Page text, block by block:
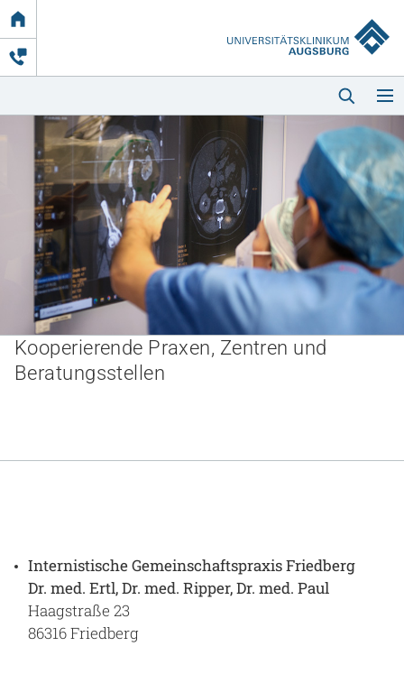
Link
zur
Startseite
Startseite
Kliniken & Einrichtungen
Patienten & Besucher
Über uns
Notaufnahme
Kooperierende Praxen, Zentren und
Beratungsstellen
Internistische Gemeinschaftspraxis Friedberg
Dr. med. Ertl, Dr. med. Ripper, Dr. med. Paul
Haagstraße 23
86316 Friedberg